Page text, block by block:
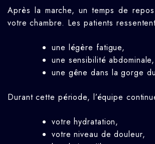
Après la marche, un temps de
votre chambre. Les patients
une légère fatigue,
une sensibilité abdominale,
une gêne dans la gorge
Durant cette période, l’équipe
votre hydratation,
votre niveau de douleur,